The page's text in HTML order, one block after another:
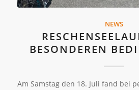
NEWS
BESONDEREN
Am Samstag den 18. Juli fand bei